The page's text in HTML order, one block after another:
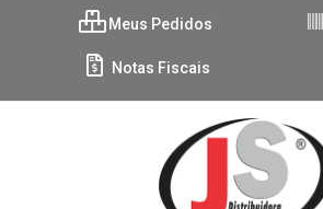
Meus Pedidos
Notas Fiscais